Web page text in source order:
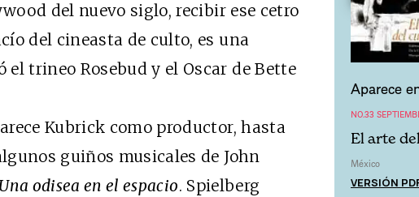
del nuevo siglo, recibir ese cetro
del cineasta de culto, es una
trineo Rosebud y el Oscar de Bette
Kubrick como productor, hasta
guiños musicales de John
Una odisea en el espacio. Spielberg
Aparece
NO.33
El arte
México
VERSIÓN